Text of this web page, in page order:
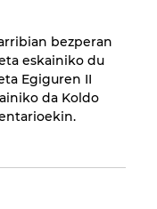
bezperan
eskainiko du
Egiguren II
da Koldo